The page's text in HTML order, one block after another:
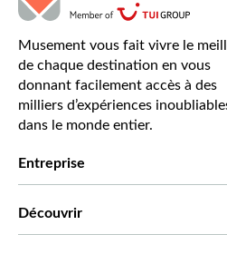
Musement vous fait vivre le
de chaque destination en vous
donnant facilement accès à des
milliers d’expériences
dans le monde entier.
Entreprise
Découvrir